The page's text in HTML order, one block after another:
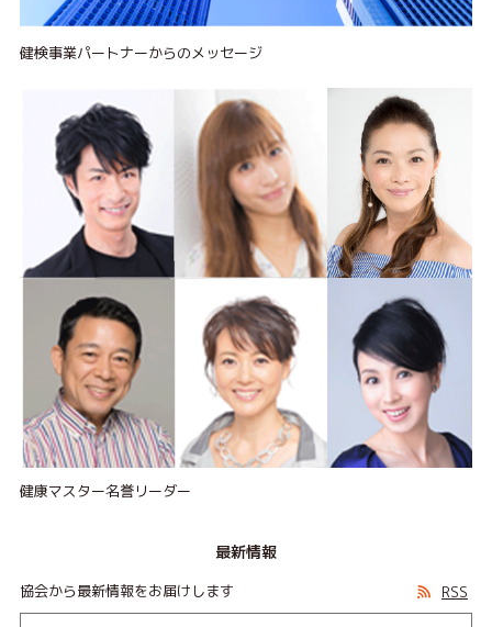
健検事業パートナーからのメッセージ
健康マスター名誉リーダー
最新情報
協会から最新情報をお届けします RSS